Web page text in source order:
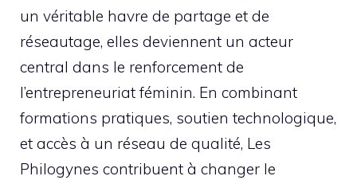
un véritable havre de partage et de
réseautage, elles deviennent un acteur
central dans le renforcement de
l’entrepreneuriat féminin. En combinant
formations pratiques, soutien technologique,
et accès à un réseau de qualité, Les
Philogynes contribuent à changer le